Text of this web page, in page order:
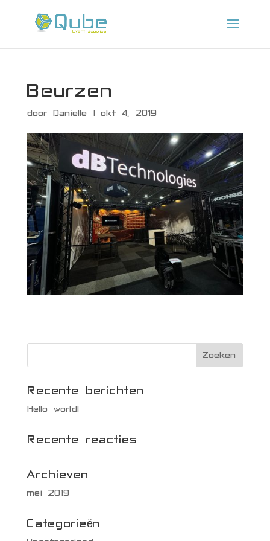
Beurzen
door Danielle |okt 4, 2019
Recente berichten
Hello world!
Recente reacties
Archieven
mei 2019
Categorieën